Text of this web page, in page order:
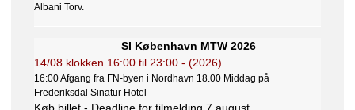
Albani Torv.
SI København MTW 2026
14/08 klokken 16:00 til 23:00 - (2026)
16:00 Afgang fra FN-byen i Nordhavn 18.00 Middag på
Frederiksdal Sinatur Hotel